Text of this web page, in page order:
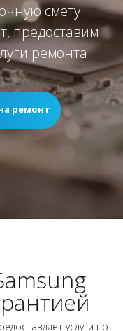
смету
предоставим
ремонта.
ремонт
услуги по